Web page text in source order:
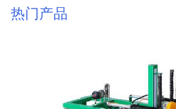
热门产品